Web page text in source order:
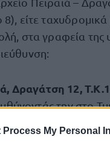
Process My Personal
είτε ταχυδρομικά
στα γραφεία της
Δραγάτση 12,
την στο
6ος όροφος,
Αγγελικής